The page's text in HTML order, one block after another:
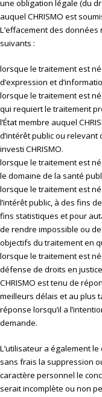
une obligation légale (du
auquel CHRISMO est
L’effacement des
suivants :
lorsque le traitement est
d’expression et
lorsque le traitement est
qui requiert le traitement
l’État membre auquel
d’intérêt public ou relevant
investi CHRISMO.
lorsque le traitement est
le domaine de la santé
lorsque le traitement est
l’intérêt public, à des fins
fins statistiques et pour
de rendre impossible ou
objectifs du traitement en
lorsque le traitement est
défense de droits en
CHRISMO est tenu de
meilleurs délais et au plus
réponse lorsqu’il a
demande.
L’utilisateur a également
sans frais la suppression
caractère personnel le
serait incomplète ou non